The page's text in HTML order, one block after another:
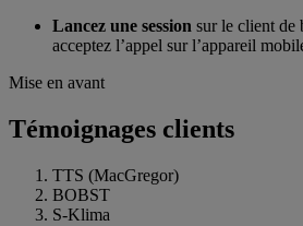
Lancez une session sur le client de
acceptez l’appel sur l’appareil
Mise en avant
Témoignages clients
TTS (MacGregor)
BOBST
S-Klima